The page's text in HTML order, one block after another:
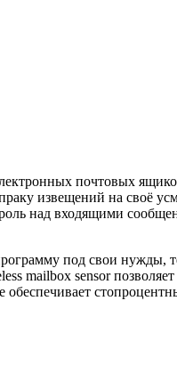
почтовых
извещений на своё
над входящими
под свои нужды,
mailbox sensor позволяет